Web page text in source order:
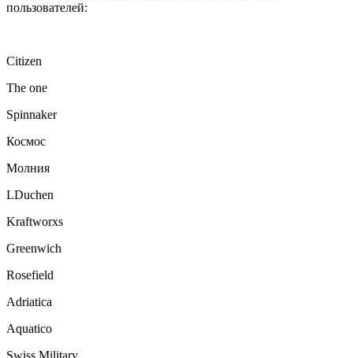
пользователей:
Citizen
The one
Spinnaker
Космос
Молния
LDuchen
Kraftworxs
Greenwich
Rosefield
Adriatica
Aquatico
Swiss Military